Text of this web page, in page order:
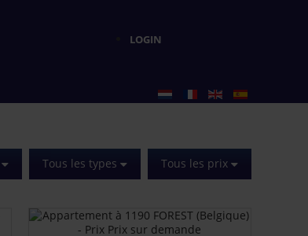
LOGIN
Tous les types Tous les prix